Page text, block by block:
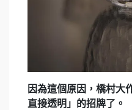
因為這個原因，橋村大
直接透明」的招牌了。